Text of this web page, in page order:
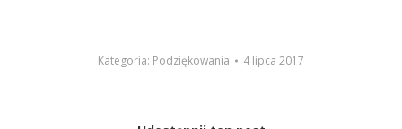
Kategoria: Podziękowania 4 lipca 2017